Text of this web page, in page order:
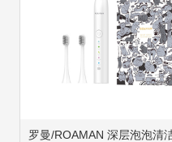
罗曼/ROAMAN 深层泡泡清